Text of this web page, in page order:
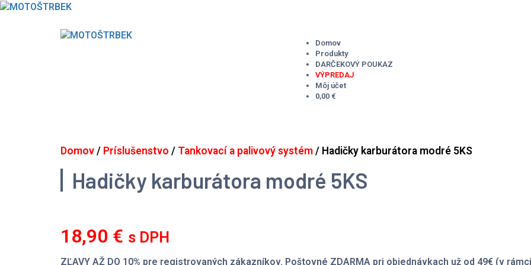
Domov
Produkty
DARČEKOVÝ POUKAZ
VÝPREDAJ
Môj účet
0,00 €
Domov / Príslušenstvo / Tankovací a palivový systém / Hadičky karburátora modré 5KS
Hadičky karburátora modré 5KS
18,90 € s DPH
ZĽAVY AŽ DO 10% pre registrovaných zákazníkov. Poštovné ZDARMA pri objednávkach už od 49€ (v